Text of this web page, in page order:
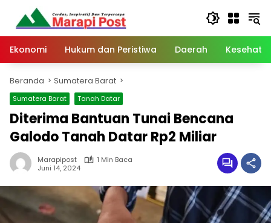
Langsung
konten
Ekonomi
Hukum dan Peristiwa Daerah
Beranda Sumatera Barat
Sumatera Barat Tanah Datar
Diterima Bantuan Tunai Bencana
Galodo Tanah Datar Rp2 Miliar
Marapipost
1 Min Baca
Juni 14, 2024